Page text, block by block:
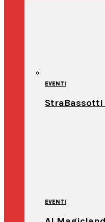
EVENTI
StraBassotti
EVENTI